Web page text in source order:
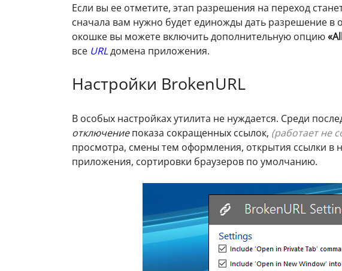
Если вы ее отметите, этап разрешения на переход
сначала вам нужно будет единожды дать разрешение
окошке вы можете включить дополнительную опцию
все URLдомена приложения.
Настройки BrokenURL
В особых настройках утилита не нуждается. Среди
отключениепоказа сокращенных ссылок, (работает не
просмотра, смены тем оформления, открытия ссылки
приложения, сортировки браузеров по умолчанию.